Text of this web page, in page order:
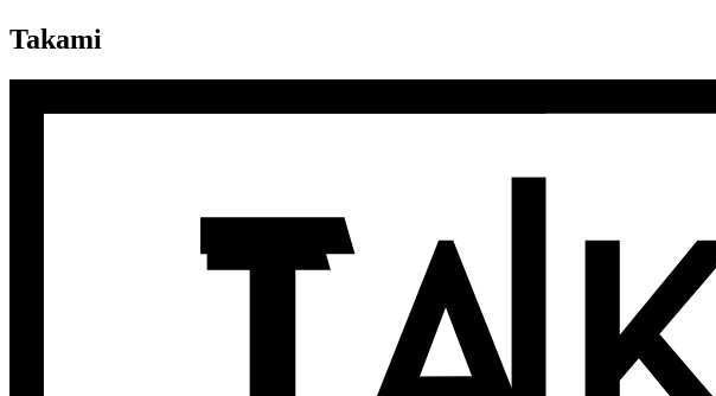
Takami